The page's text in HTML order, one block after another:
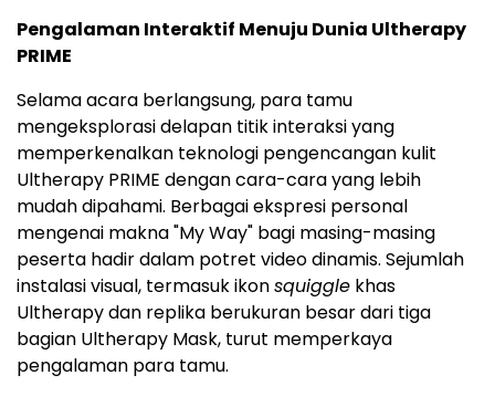
Pengalaman Interaktif Menuju Dunia Ultherapy
PRIME
Selama acara berlangsung, para tamu
mengeksplorasi delapan titik interaksi yang
memperkenalkan teknologi pengencangan kulit
Ultherapy PRIME dengan cara-cara yang lebih
mudah dipahami. Berbagai ekspresi personal
mengenai makna "My Way" bagi masing-masing
peserta hadir dalam potret video dinamis. Sejumlah
instalasi visual, termasuk ikonsquiggle khas
Ultherapy dan replika berukuran besar dari tiga
bagian Ultherapy Mask, turut memperkaya
pengalaman para tamu.